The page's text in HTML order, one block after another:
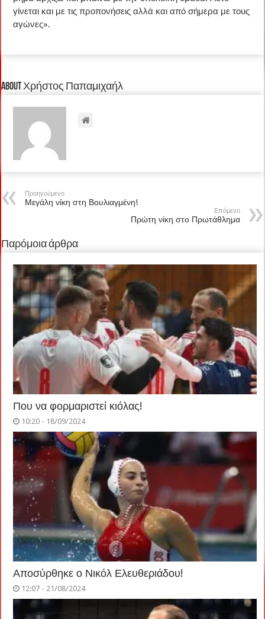
γίνεται και με τις προπονήσεις αλλά και από σήμερα με τους
αγώνες».
About Χρήστος Παπαμιχαήλ
Προηγούμενο
Μεγάλη νίκη στη Βουλιαγμένη!
Επόμενο
Πρώτη νίκη στο Πρωτάθλημα
Παρόμοια άρθρα
Που να φορμαριστεί κιόλας!
10:20 - 18/09/2024
Αποσύρθηκε ο Νικόλ Ελευθεριάδου!
12:07 - 21/08/2024